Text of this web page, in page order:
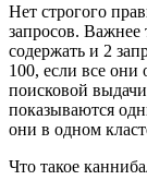
Нет строгого
запросов. Важнее
содержать и 2
100, если все они
поисковой
показываются
они в одном
Что такое